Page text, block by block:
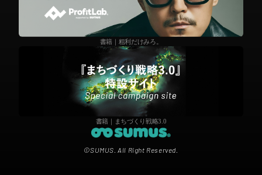
書籍｜粗利だけみろ。
書籍｜まちづくり戦略3.0
©SUMUS. All Right Reserved.